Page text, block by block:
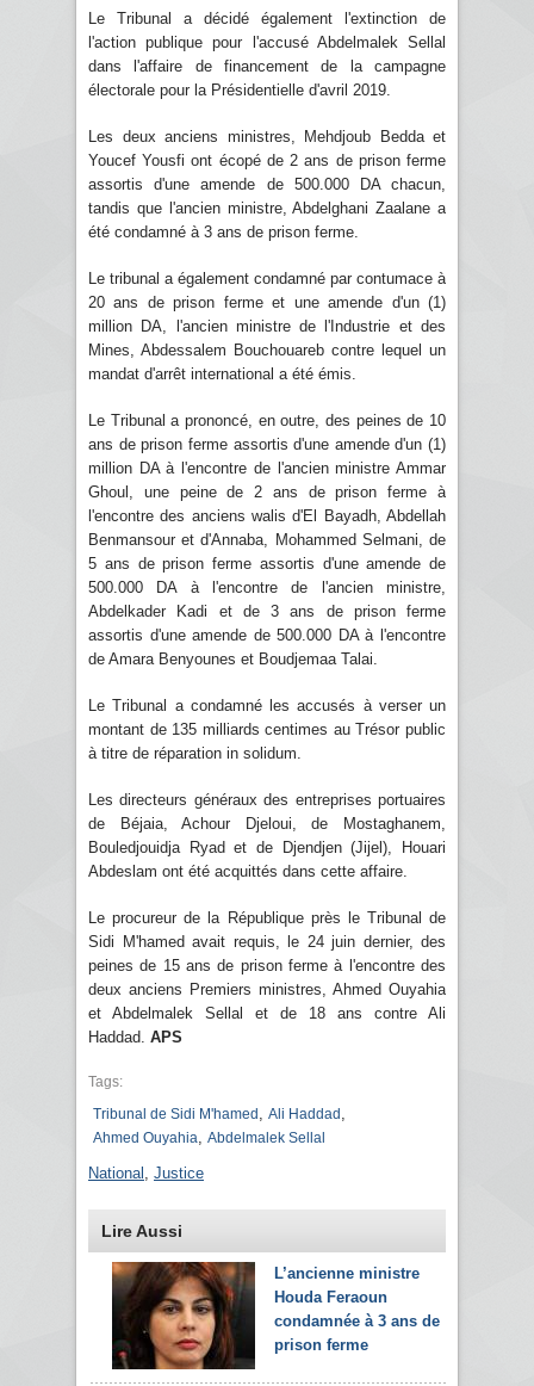
Le Tribunal a décidé également l'extinction de
l'action publique pour l'accusé Abdelmalek Sellal
dans l'affaire de financement de la campagne
électorale pour la Présidentielle d'avril 2019.
Les deux anciens ministres, Mehdjoub Bedda et
Youcef Yousfi ont écopé de 2 ans de prison ferme
assortis d'une amende de 500.000 DA chacun,
tandis que l'ancien ministre, Abdelghani Zaalane a
été condamné à 3 ans de prison ferme.
Le tribunal a également condamné par contumace à
20 ans de prison ferme et une amende d'un (1)
million DA, l'ancien ministre de l'Industrie et des
Mines, Abdessalem Bouchouareb contre lequel un
mandat d'arrêt international a été émis.
Le Tribunal a prononcé, en outre, des peines de 10
ans de prison ferme assortis d'une amende d'un (1)
million DA à l'encontre de l'ancien ministre Ammar
Ghoul, une peine de 2 ans de prison ferme à
l'encontre des anciens walis d'El Bayadh, Abdellah
Benmansour et d'Annaba, Mohammed Selmani, de
5 ans de prison ferme assortis d'une amende de
500.000 DA à l'encontre de l'ancien ministre,
Abdelkader Kadi et de 3 ans de prison ferme
assortis d'une amende de 500.000 DA à l'encontre
de Amara Benyounes et Boudjemaa Talai.
Le Tribunal a condamné les accusés à verser un
montant de 135 milliards centimes au Trésor public
à titre de réparation in solidum.
Les directeurs généraux des entreprises portuaires
de Béjaia, Achour Djeloui, de Mostaghanem,
Bouledjouidja Ryad et de Djendjen (Jijel), Houari
Abdeslam ont été acquittés dans cette affaire.
Le procureur de la République près le Tribunal de
Sidi M'hamed avait requis, le 24 juin dernier, des
peines de 15 ans de prison ferme à l'encontre des
deux anciens Premiers ministres, Ahmed Ouyahia
et Abdelmalek Sellal et de 18 ans contre Ali
Haddad. APS
Tags:
Tribunal de Sidi M'hamed
Ali Haddad
Ahmed Ouyahia Abdelmalek Sellal
National Justice
Lire Aussi
L’ancienne ministre
Houda Feraoun
condamnée à 3 ans de
prison ferme